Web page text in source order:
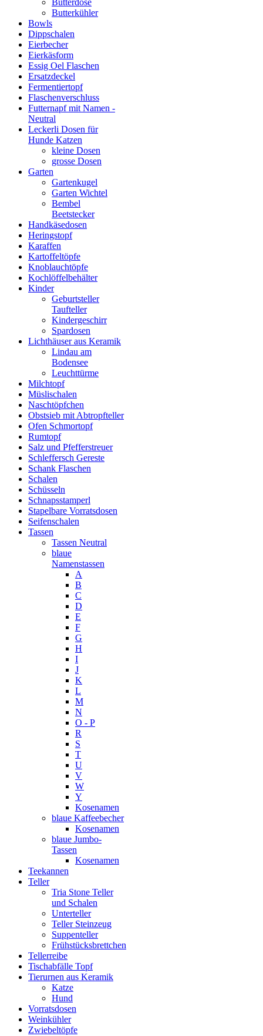
Butterdose
Butterkühler
Bowls
Dippschalen
Eierbecher
Eierkäsform
Essig Oel Flaschen
Ersatzdeckel
Fermentiertopf
Flaschenverschluss
Futternapf mit Namen -
Neutral
Leckerli Dosen für
Hunde Katzen
kleine Dosen
grosse Dosen
Garten
Gartenkugel
Garten Wichtel
Bembel
Beetstecker
Handkäsedosen
Heringstopf
Karaffen
Kartoffeltöpfe
Knoblauchtöpfe
Kochlöffelbehälter
Kinder
Geburtsteller
Taufteller
Kindergeschirr
Spardosen
Lichthäuser aus Keramik
Lindau am
Bodensee
Leuchttürme
Milchtopf
Müslischalen
Naschtöpfchen
Obstsieb mit Abtropfteller
Ofen Schmortopf
Rumtopf
Salz und Pfefferstreuer
Schleffersch Gereste
Schank Flaschen
Schalen
Schüsseln
Schnapsstamperl
Stapelbare Vorratsdosen
Seifenschalen
Tassen
Tassen Neutral
blaue
Namenstassen
A
B
C
D
E
F
G
H
I
J
K
L
M
N
O - P
R
S
T
U
V
W
Y
Kosenamen
blaue Kaffeebecher
Kosenamen
blaue Jumbo-
Tassen
Kosenamen
Teekannen
Teller
Tria Stone Teller
und Schalen
Unterteller
Teller Steinzeug
Suppenteller
Frühstücksbrettchen
Tellerreibe
Tischabfälle Topf
Tierurnen aus Keramik
Katze
Hund
Vorratsdosen
Weinkühler
Zwiebeltöpfe